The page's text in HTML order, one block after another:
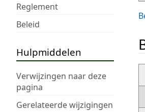
Reglement
Beleid
Hulpmiddelen
Verwijzingen naar deze
pagina
Gerelateerde wijzigingen